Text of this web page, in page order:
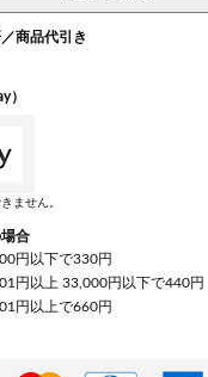
商品代引き
）
ません。
合
円以下で330円
円以上 33,000円以下で440円
円以上で660円